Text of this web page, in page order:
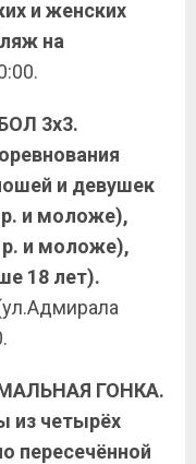
и женских
на
3х3.
и девушек
р. и моложе),
р. и моложе),
18 лет).
ГОНКА.
из четырёх
пересечённой